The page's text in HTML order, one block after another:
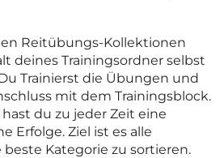
Reitübungs-Kollektionen
deines Trainingsordner selbst
Trainierst die Übungen und
mit dem Trainingsblock.
du zu jeder Zeit eine
Erfolge. Ziel ist es alle
Kategorie zu sortieren.